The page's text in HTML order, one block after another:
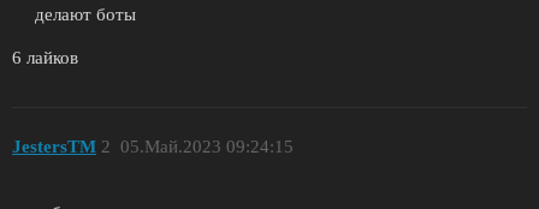
делают боты
6 лайков
JestersTM 05.Май.2023 09:24:15
2